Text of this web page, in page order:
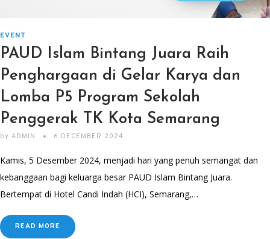
EVENT
PAUD Islam Bintang Juara Raih
Penghargaan di Gelar Karya dan
Lomba P5 Program Sekolah
Penggerak TK Kota Semarang
by ADMIN 6 DECEMBER 2024
Kamis, 5 Desember 2024, menjadi hari yang penuh semangat dan
kebanggaan bagi keluarga besar PAUD Islam Bintang Juara.
Bertempat di Hotel Candi Indah (HCI), Semarang,…
READ MORE